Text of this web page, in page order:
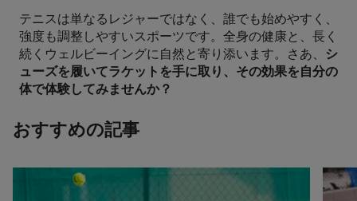
テニスは単なるレジャーではなく、誰でも始めやすく、
強度も調整しやすいスポーツです。全身の健康と、長く
続くウェルビーイングに自然と寄り添います。さあ、 シ
ューズを履いてラケットを手に取り、その効果を自分の
体で体験してみませんか？
おすすめの記事